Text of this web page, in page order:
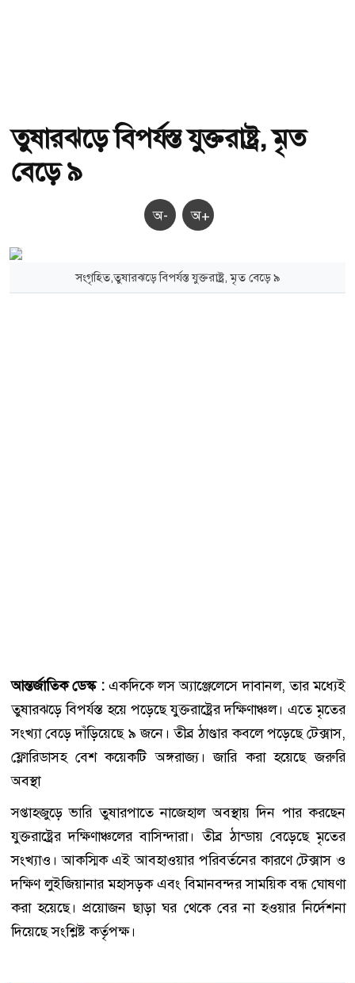
তুষারঝড়ে বিপর্যস্ত যুক্তরাষ্ট্র, মৃত
বেড়ে ৯
অ- অ+
সংগৃহিত,তুষারঝড়ে বিপর্যস্ত যুক্তরাষ্ট্র, মৃত বেড়ে ৯
আন্তর্জাতিক ডেস্ক : একদিকে লস অ্যাঞ্জেলেসে দাবানল, তার মধ্যেই
তুষারঝড়ে বিপর্যস্ত হয়ে পড়েছে যুক্তরাষ্ট্রের দক্ষিণাঞ্চল। এতে মৃতের
সংখ্যা বেড়ে দাঁড়িয়েছে ৯ জনে। তীব্র ঠাণ্ডার কবলে পড়েছে টেক্সাস,
ফ্লোরিডাসহ বেশ কয়েকটি অঙ্গরাজ্য। জারি করা হয়েছে জরুরি
অবস্থা
সপ্তাহজুড়ে ভারি তুষারপাতে নাজেহাল অবস্থায় দিন পার করছেন
যুক্তরাষ্ট্রের দক্ষিণাঞ্চলের বাসিন্দারা। তীব্র ঠান্ডায় বেড়েছে মৃতের
সংখ্যাও। আকস্মিক এই আবহাওয়ার পরিবর্তনের কারণে টেক্সাস ও
দক্ষিণ লুইজিয়ানার মহাসড়ক এবং বিমানবন্দর সাময়িক বন্ধ ঘোষণা
করা হয়েছে। প্রয়োজন ছাড়া ঘর থেকে বের না হওয়ার নির্দেশনা
দিয়েছে সংশ্লিষ্ট কর্তৃপক্ষ।